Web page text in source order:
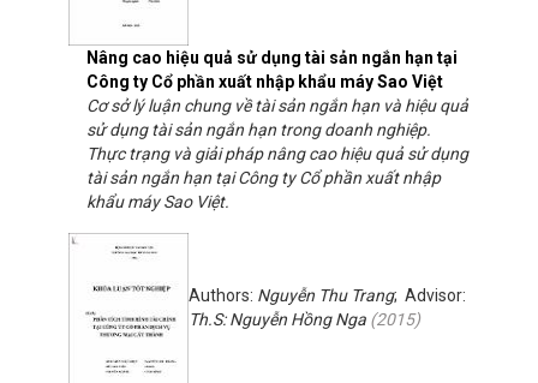
Nâng cao hiệu quả sử dụng tài sản ngắn hạn tại
Công ty Cổ phần xuất nhập khẩu máy Sao Việt
Cơ sở lý luận chung về tài sản ngắn hạn và hiệu quả
sử dụng tài sản ngắn hạn trong doanh nghiệp.
Thực trạng và giải pháp nâng cao hiệu quả sử dụng
tài sản ngắn hạn tại Công ty Cổ phần xuất nhập
khẩu máy Sao Việt.
Authors: Nguyễn Thu Trang; Advisor:
Th.S: Nguyễn Hồng Nga (2015)